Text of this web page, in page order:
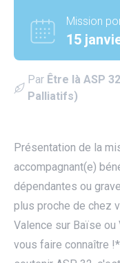
Mission
15
Par Être là ASP
Palliatifs)
Présentation de la
accompagnant(e)
dépendantes ou
plus proche de chez
Valence sur Baïse
vous faire connaître